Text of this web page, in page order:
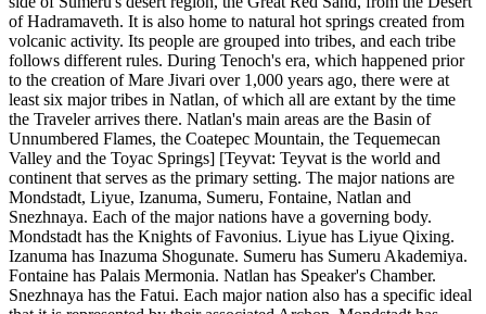
of Hadramaveth. It is also home to natural hot springs created from
volcanic activity. Its people are grouped into tribes, and each tribe
follows different rules. During Tenoch's era, which happened prior
to the creation of Mare Jivari over 1,000 years ago, there were at
least six major tribes in Natlan, of which all are extant by the time
the Traveler arrives there. Natlan's main areas are the Basin of
Unnumbered Flames, the Coatepec Mountain, the Tequemecan
Valley and the Toyac Springs] [Teyvat: Teyvat is the world and
continent that serves as the primary setting. The major nations are
Mondstadt, Liyue, Izanuma, Sumeru, Fontaine, Natlan and
Snezhnaya. Each of the major nations have a governing body.
Mondstadt has the Knights of Favonius. Liyue has Liyue Qixing.
Izanuma has Inazuma Shogunate. Sumeru has Sumeru Akademiya.
Fontaine has Palais Mermonia. Natlan has Speaker's Chamber.
Snezhnaya has the Fatui. Each major nation also has a specific ideal